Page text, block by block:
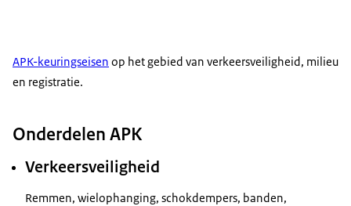
APK-keuringseisen op het gebied van verkeersveiligheid, milieu
en registratie.
Onderdelen APK
Verkeersveiligheid
Remmen, wielophanging, schokdempers, banden,